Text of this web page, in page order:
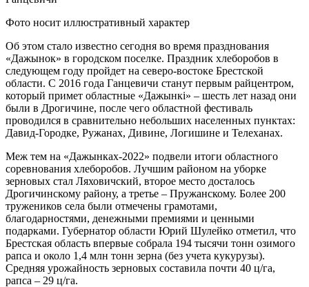
Фото носит иллюстративный характер
Об этом стало известно сегодня во время празднования
«Дажынок» в городском поселке. Праздник хлеборобов в
следующем году пройдет на северо-востоке Брестской
области. С 2016 года Ганцевичи станут первым райцентром,
который примет областные «Дажынкі» – шесть лет назад они
были в Дрогичине, после чего областной фестиваль
проводился в сравнительно небольших населенных пунктах:
Давид-Городке, Ружанах, Дивине, Логишине и Телеханах.
Меж тем на «Дажынках-2022» подвели итоги областного
соревнования хлеборобов. Лучшим районом на уборке
зерновых стал Ляховичский, второе место досталось
Дрогичинскому району, а третье – Пружанскому. Более 200
тружеников села были отмечены грамотами,
благодарностями, денежными премиями и ценными
подарками. Губернатор области Юрий Шулейко отметил, что
Брестская область впервые собрала 194 тысячи тонн озимого
рапса и около 1,4 млн тонн зерна (без учета кукурузы).
Средняя урожайность зерновых составила почти 40 ц/га,
рапса – 29 ц/га.